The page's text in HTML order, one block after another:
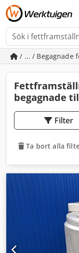
/ ... / Begagnade
begagnade
Filter
Ta bort alla